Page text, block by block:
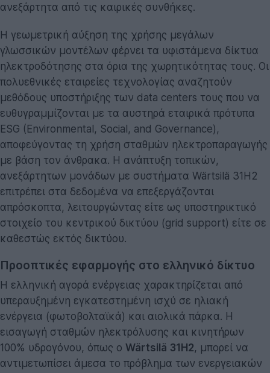
ανεξάρτητα από τις καιρικές συνθήκες.
Η γεωμετρική αύξηση της χρήσης μεγάλων
γλωσσικών μοντέλων φέρνει τα υφιστάμενα δίκτυα
ηλεκτροδότησης στα όρια της χωρητικότητας τους. Οι
πολυεθνικές εταιρείες τεχνολογίας αναζητούν
μεθόδους υποστήριξης των data centers τους που να
ευθυγραμμίζονται με τα αυστηρά εταιρικά πρότυπα
ESG (Environmental, Social, and Governance),
αποφεύγοντας τη χρήση σταθμών ηλεκτροπαραγωγής
με βάση τον άνθρακα. Η ανάπτυξη τοπικών,
ανεξάρτητων μονάδων με συστήματα Wärtsilä 31H2
επιτρέπει στα δεδομένα να επεξεργάζονται
απρόσκοπτα, λειτουργώντας είτε ως υποστηρικτικό
στοιχείο του κεντρικού δικτύου (grid support) είτε σε
καθεστώς εκτός δικτύου.
Προοπτικές εφαρμογής στο ελληνικό δίκτυο
Η ελληνική αγορά ενέργειας χαρακτηρίζεται από
υπεραυξημένη εγκατεστημένη ισχύ σε ηλιακή
ενέργεια (φωτοβολταϊκά) και αιολικά πάρκα. Η
εισαγωγή σταθμών ηλεκτρόλυσης και κινητήρων
100% υδρογόνου, όπως ο Wärtsilä 31H2, μπορεί να
αντιμετωπίσει άμεσα το πρόβλημα των ενεργειακών